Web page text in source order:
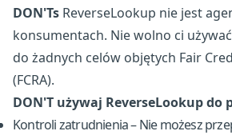
DON'Ts ReverseLookup nie jest
konsumentach. Nie wolno ci
do żadnych celów objętych Fair
(FCRA).
DON'T używaj ReverseLookup do
Kontroli zatrudnienia – Nie możesz